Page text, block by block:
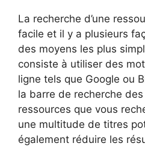
La recherche d’une
facile et il y a plusieurs
des moyens les plus
consiste à utiliser des
ligne tels que Google ou
la barre de recherche
ressources que vous
une multitude de titres
également réduire les